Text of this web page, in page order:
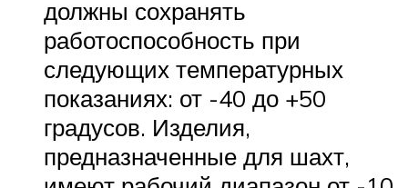
должны сохранять
работоспособность при
следующих температурных
показаниях: от -40 до +50
градусов. Изделия,
предназначенные для шахт,